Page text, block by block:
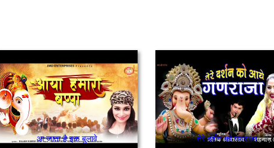
आ जाता है इक बुलावे तेरे दर्शन को गणराजा